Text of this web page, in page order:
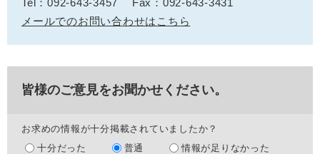
Tel：092-643-3457
Fax：092-643-3431
メールでのお問い合わせはこちら
皆様のご意見をお聞かせください。
お求めの情報が十分掲載されていましたか？
十分だった
普通 情報が足りなかった